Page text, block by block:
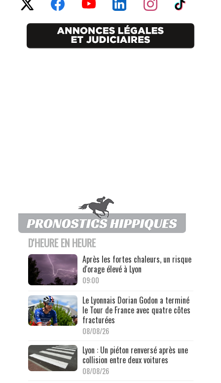
D'HEURE EN HEURE
Après les fortes chaleurs, un risque
d'orage élevé à Lyon
09:00
Le Lyonnais Dorian Godon a terminé
le Tour de France avec quatre côtes
fracturées
08/08/26
Lyon : Un piéton renversé après une
collision entre deux voitures
08/08/26